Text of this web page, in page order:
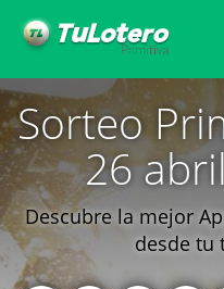
Sorteo
26
Descubre la mejor
desde tu